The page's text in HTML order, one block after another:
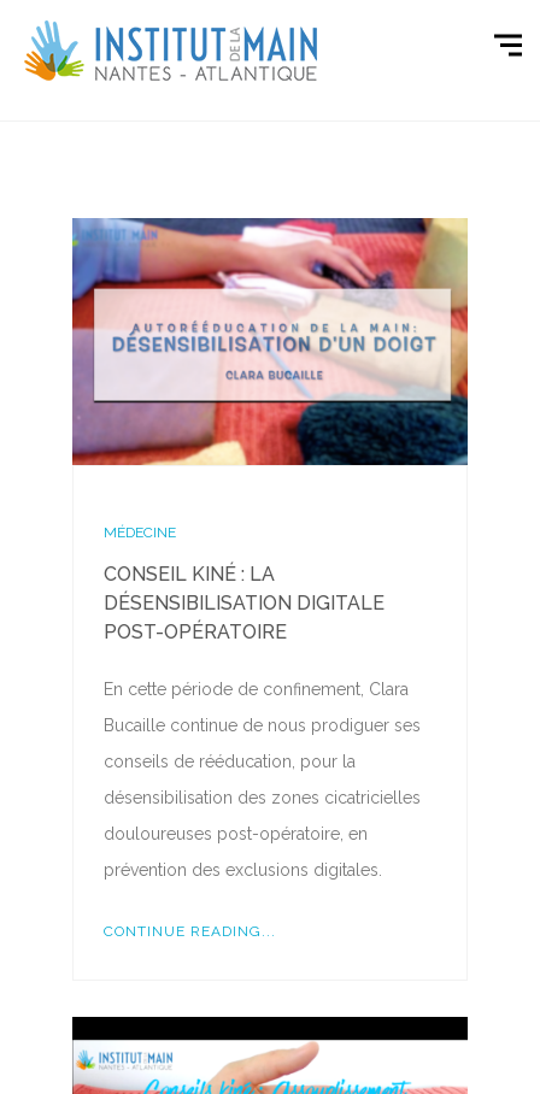
MÉDECINE
CONSEIL KINÉ : LA
DÉSENSIBILISATION DIGITALE
POST-OPÉRATOIRE
En cette période de confinement, Clara
Bucaille continue de nous prodiguer ses
conseils de rééducation, pour la
désensibilisation des zones cicatricielles
douloureuses post-opératoire, en
prévention des exclusions digitales.
CONTINUE READING...